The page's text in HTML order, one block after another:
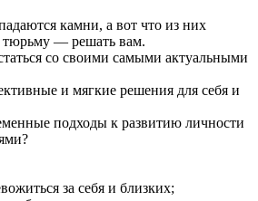
камни, а вот что из них
— решать вам.
со своими самыми актуальными
и мягкие решения для себя и
подходы к развитию личности
за себя и близких;